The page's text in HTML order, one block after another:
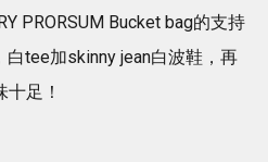
PRORSUM Bucket bag的支持
tee加skinny jean白波鞋，再
足！